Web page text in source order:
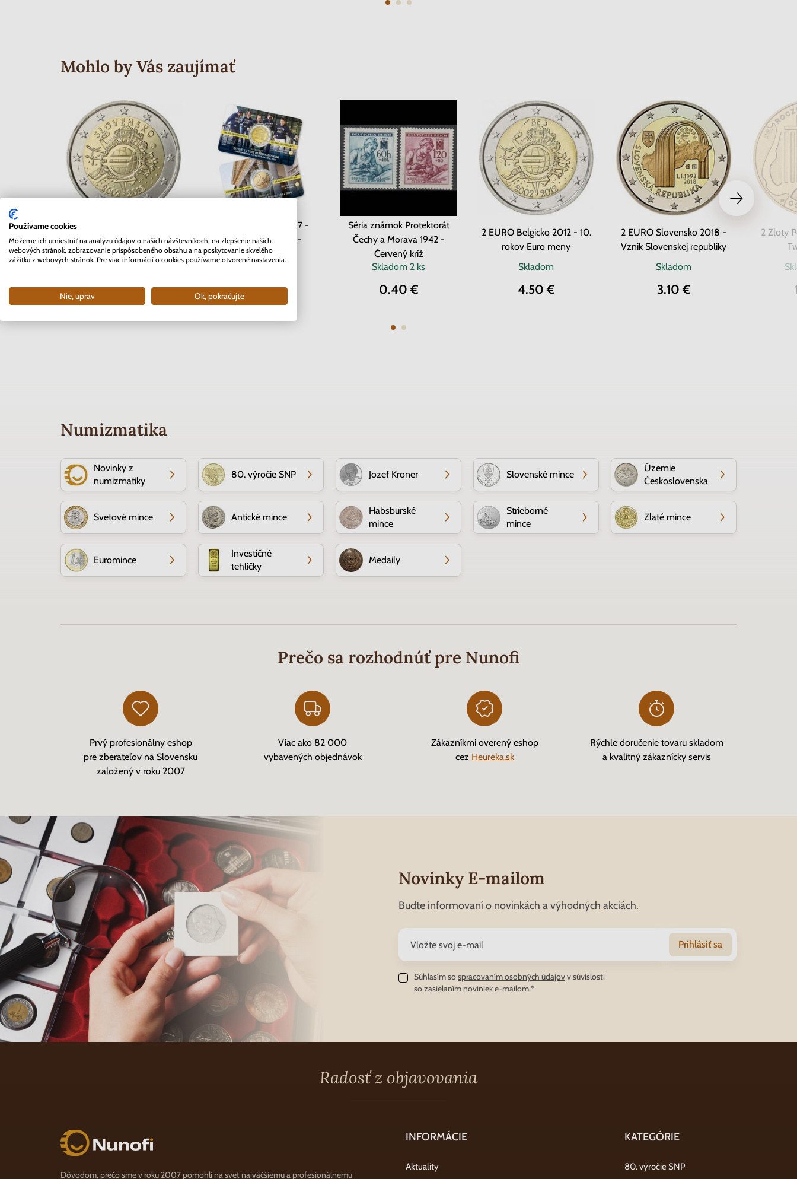
Mohlo by Vás zaujímať
2 EURO Slovensko 2012 -
10. rokov Euro meny
3.70 €
2 EURO Belgicko 2017 -
Univerzita v Gente -
coincard
Skladom
10.90 €
Séria známok Protektorát
Čechy a Morava 1942 -
Červený kríž
Skladom 2 ks
0.40 €
2 EURO Belgicko 2012 - 10.
rokov Euro meny
Skladom
4.50 €
2 EURO Slovensko 2018 -
Vznik Slovenskej republiky
Skladom
3.10 €
2 Zloty
Numizmatika
Novinky z
numizmatiky
80. výročie SNP Jozef Kroner Slovenské mince
Územie
Československa
Svetové mince Antické mince
Habsburské
mince
Strieborné
mince
Zlaté mince
Euromince
Investičné
tehličky
Medaily
Prečo sa rozhodnúť pre Nunofi
Prvý profesionálny eshop
pre zberateľov na Slovensku
založený v roku 2007
Viac ako 82 000
vybavených objednávok
Zákazníkmi overený eshop
cez Heureka.sk
Rýchle doručenie tovaru skladom
a kvalitný zákaznícky servis
Novinky E-mailom
Budte informovaní o novinkách a výhodných akciách.
Prihlásiť sa
Súhlasím sospracovaním osobných údajovv súvislosti
so zasielaním noviniek e-mailom.*
Radosť z objavovania
Nunofi.sk
Dôvodom, prečo sme v roku 2007 pomohli na svet najväčšiemu a profesionálnemu
INFORMÁCIE
Aktuality
KATEGÓRIE
80. výročie SNP
Používame cookies
Môžeme ich umiestniť na analýzu údajov o našich návštevníkoch, na zlepšenie našich
webových stránok, zobrazovanie prispôsobeného obsahu a na poskytovanie skvelého
zážitku z webových stránok. Pre viac informácií o cookies používame otvorené nastavenia.
Nie, uprav Ok, pokračujte